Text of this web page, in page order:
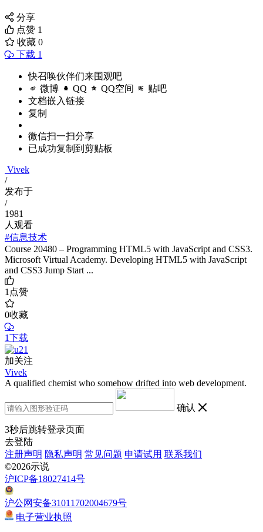
分享
点赞 1
收藏 0
下载 1
快召唤伙伴们来围观吧
微博 QQ QQ空间 贴吧
文档嵌入链接
复制
微信扫一扫分享
已成功复制到剪贴板
Vivek
/
发布于
/
1981
人观看
#信息技术
Course 20480 – Programming HTML5 with JavaScript and CSS3.
Microsoft Virtual Academy. Developing HTML5 with JavaScript
and CSS3 Jump Start ...
1点赞
0收藏
1下载
加关注
Vivek
A qualified chemist who somehow drifted into web development.
确认
3秒后跳转登录页面
去登陆
注册声明 隐私声明 常见问题 申请试用 联系我们
©2026示说
沪ICP备18027414号
沪公网安备31011702004679号
电子营业执照